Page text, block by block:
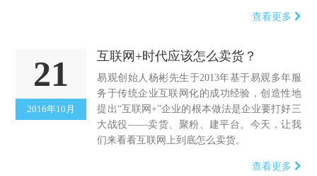
查看更多
21
2016年10月
互联网+时代应该怎么卖货？
易观创始人杨彬先生于2013年基于易观多年服
务于传统企业互联网化的成功经验，创造性地
提出“互联网+”企业的根本做法是企业要打好三
大战役——卖货、聚粉、建平台。今天，让我
们来看看互联网上到底怎么卖货。
查看更多